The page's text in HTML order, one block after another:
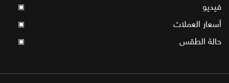
فيديو ▣
أسعار العملات ▣
حالة الطقس ▣